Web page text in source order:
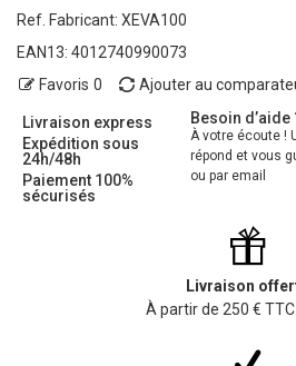
Ref. Fabricant: XEVA100
EAN13: 4012740990073
Favoris 0 Ajouter au
Livraison express
Expédition sous
24h/48h
Paiement 100%
sécurisés
Besoin d’aide
À votre écoute !
répond et vous
ou par email
Livraison
À partir de 250 €